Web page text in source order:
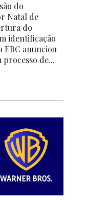
do
Natal de
do
identificação
ERC anunciou
de...